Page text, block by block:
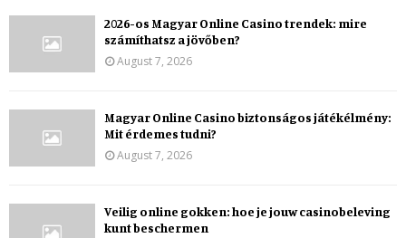
2026-os Magyar Online Casino trendek: mire
számíthatsz a jövőben?
August 7, 2026
Magyar Online Casino biztonságos játékélmény:
Mit érdemes tudni?
August 7, 2026
Veilig online gokken: hoe je jouw casinobeleving
kunt beschermen